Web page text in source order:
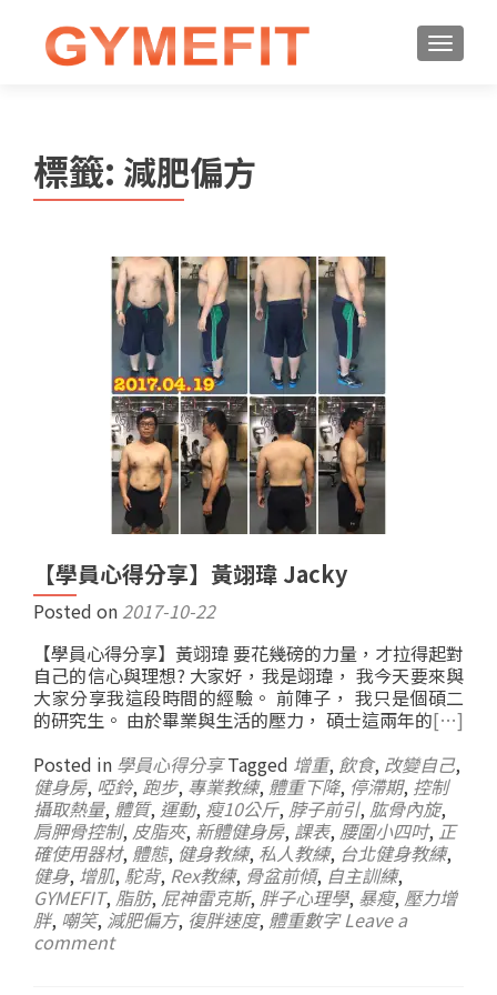
標籤: 減肥偏方
【學員心得分享】黃翊瑋 Jacky
Posted on 2017-10-22
【學員心得分享】黃翊瑋 要花幾磅的力量，才拉得起對
自己的信心與理想? 大家好，我是翊瑋， 我今天要來與
大家分享我這段時間的經驗。 前陣子， 我只是個碩二
的研究生。 由於畢業與生活的壓力， 碩士這兩年的[…]
Posted in 學員心得分享 Tagged 增重, 飲食, 改變自己,
健身房, 啞鈴, 跑步, 專業教練, 體重下降, 停滯期, 控制
攝取熱量, 體質, 運動, 瘦10公斤, 脖子前引, 肱骨內旋,
肩胛骨控制, 皮脂夾, 新體健身房, 課表, 腰圍小四吋, 正
確使用器材, 體態, 健身教練, 私人教練, 台北健身教練,
健身, 增肌, 駝背, Rex教練, 骨盆前傾, 自主訓練,
GYMEFIT, 脂肪, 屁神雷克斯, 胖子心理學, 暴瘦, 壓力增
胖, 嘲笑, 減肥偏方, 復胖速度, 體重數字 Leave a
comment